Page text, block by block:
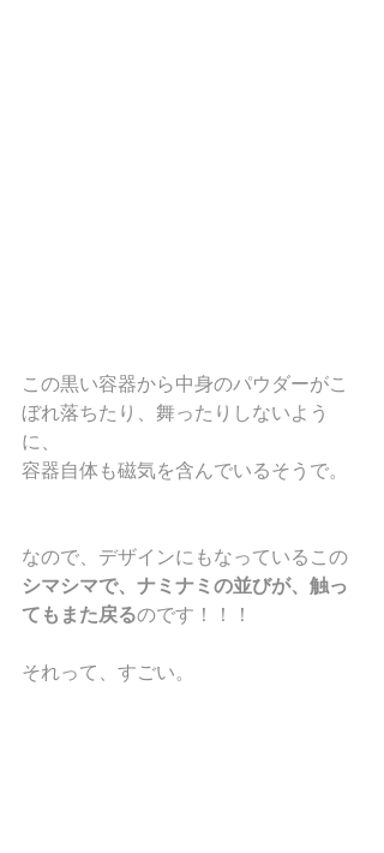
この黒い容器から中身のパウダーがこ
ぼれ落ちたり、舞ったりしないよう
に、
容器自体も磁気を含んでいるそうで。
なので、デザインにもなっているこの
シマシマで、ナミナミの並びが、触っ
てもまた戻るのです！！！
それって、すごい。